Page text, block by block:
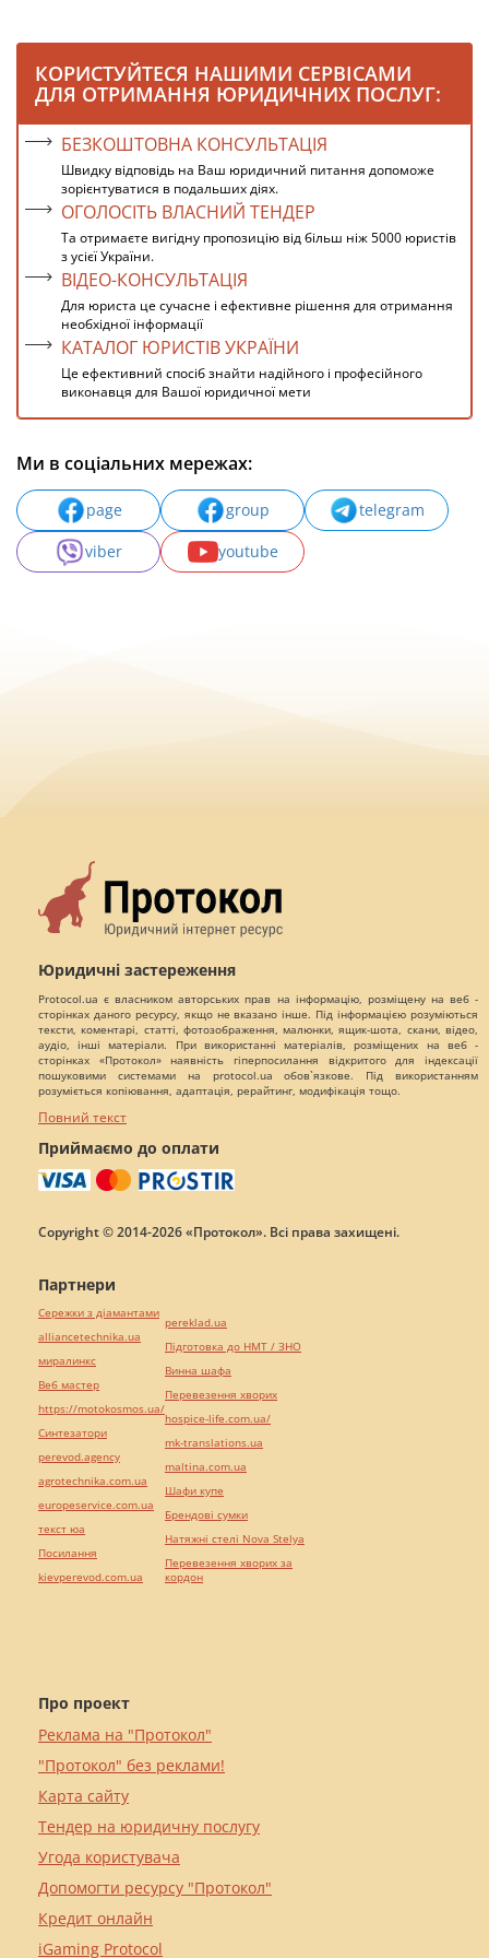
КОРИСТУЙТЕСЯ НАШИМИ СЕРВІСАМИ
ДЛЯ ОТРИМАННЯ ЮРИДИЧНИХ ПОСЛУГ:
БЕЗКОШТОВНА КОНСУЛЬТАЦІЯ
Швидку відповідь на Ваш юридичний питання допоможе
зорієнтуватися в подальших діях.
ОГОЛОСІТЬ ВЛАСНИЙ ТЕНДЕР
Та отримаєте вигідну пропозицію від більш ніж 5000 юристів
з усієї України.
ВІДЕО-КОНСУЛЬТАЦІЯ
Для юриста це сучасне і ефективне рішення для отримання
необхідної інформації
КАТАЛОГ ЮРИСТІВ УКРАЇНИ
Це ефективний спосіб знайти надійного і професійного
виконавця для Вашої юридичної мети
Ми в соціальних мережах:
page group
telegram
viber
youtube
Юридичні застереження
Protocol.ua є власником авторських прав на інформацію, розміщену на веб -
сторінках даного ресурсу, якщо не вказано інше. Під інформацією розуміються
тексти, коментарі, статті, фотозображення, малюнки, ящик-шота, скани, відео,
аудіо, інші матеріали. При використанні матеріалів, розміщених на веб -
сторінках «Протокол» наявність гіперпосилання відкритого для індексації
пошуковими системами на protocol.ua обов`язкове. Під використанням
розуміється копіювання, адаптація, рерайтинг, модифікація тощо.
Повний текст
Приймаємо до оплати
Copyright © 2014-2026 «Протокол». Всі права захищені.
Про проект
Реклама на "Протокол"
"Протокол" без реклами!
Карта сайту
Тендер на юридичну послугу
Угода користувача
Допомогти ресурсу "Протокол"
Кредит онлайн
iGaming Protocol
Партнери
Сережки з діамантами
alliancetechnika.ua
миралинкс
Веб мастер
https://motokosmos.ua/
Синтезатори
perevod.agency
agrotechnika.com.ua
europeservice.com.ua
текст юа
Посилання
kievperevod.com.ua
pereklad.ua
Підготовка до НМТ / ЗНО
Винна шафа
Перевезення хворих
hospice-life.com.ua/
mk-translations.ua
maltina.com.ua
Шафи купе
Брендові сумки
Натяжні стелі Nova Stelya
Перевезення хворих за
кордон